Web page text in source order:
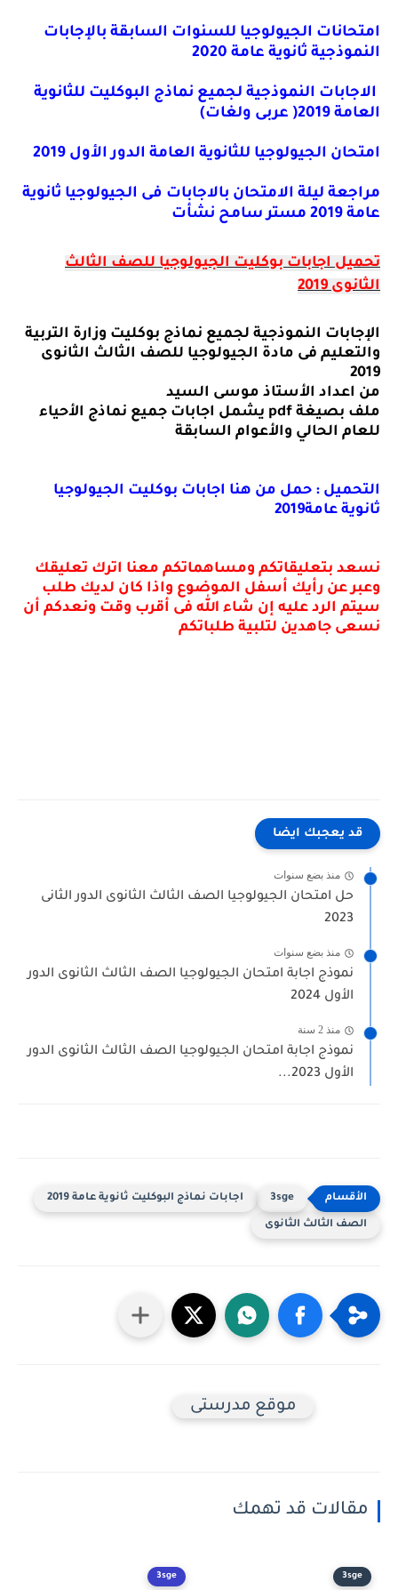
امتحانات الجيولوجيا للسنوات السابقة بالإجابات
النموذجية ثانوية عامة 2020
الاجابات النموذجية لجميع نماذج البوكليت للثانوية
العامة 2019( عربى ولغات)
امتحان الجيولوجيا للثانوية العامة الدور الأول 2019
مراجعة ليلة الامتحان بالاجابات فى الجيولوجيا ثانوية
عامة 2019 مستر سامح نشأت
تحميل اجابات بوكليت الجيولوجيا للصف الثالث
الثانوى 2019
الإجابات النموذجية لجميع نماذج بوكليت وزارة التربية
والتعليم فى مادة الجيولوجيا للصف الثالث الثانوى
2019
من اعداد الأستاذ موسى السيد
ملف بصيغة pdf يشمل اجابات جميع نماذج الأحياء
للعام الحالي والأعوام السابقة
التحميل : حمل من هنا اجابات بوكليت الجيولوجيا
ثانوية عامة2019
نسعد بتعليقاتكم ومساهماتكم معنا اترك تعليقك
وعبر عن رأيك أسفل الموضوع واذا كان لديك طلب
سيتم الرد عليه إن شاء الله فى أقرب وقت ونعدكم أن
نسعى جاهدين لتلبية طلباتكم
قد يعجبك ايضا
منذ بضع سنوات
حل امتحان الجيولوجيا الصف الثالث الثانوى الدور الثانى
2023
منذ بضع سنوات
نموذج اجابة امتحان الجيولوجيا الصف الثالث الثانوى الدور
الأول 2024
منذ 2 سنة
نموذج اجابة امتحان الجيولوجيا الصف الثالث الثانوى الدور
الأول 2023...
3sge اجابات نماذج البوكليت ثانوية عامة 2019
الصف الثالث الثانوى
موقع مدرستى
مقالات قد تهمك
3sge
3sge